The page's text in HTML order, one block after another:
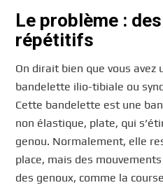
Le problème :
répétitifs
On dirait bien que vous avez
bandelette ilio-tibiale ou
Cette bandelette est une
non élastique, plate, qui
genou. Normalement, elle
place, mais des
des genoux, comme la